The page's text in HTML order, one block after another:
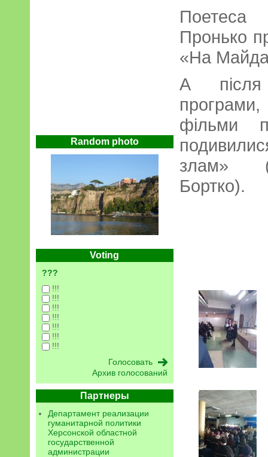
Random photo
Voting
???
!!!
!!!
!!!
!!!
!!!
!!!
!!!
Архив голосований
Партнеры
Департамент реализации
гуманитарной политики
Херсонской областной
государственной
администрации
Пронько
«На
А після
фільми
злам»
Бортко).